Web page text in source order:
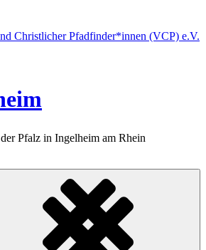
Christlicher Pfadfinder*innen (VCP) e.V.
Pfalz in Ingelheim am Rhein